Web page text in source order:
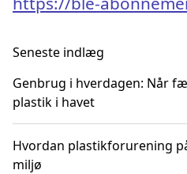
Seneste indlæg
Genbrug i hverdagen: Når
plastik i havet
Hvordan plastikforurening
miljø